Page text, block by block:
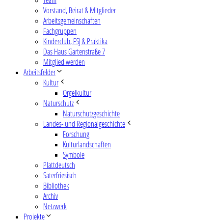
Vorstand, Beirat & Mitglieder
Arbeitsgemeinschaften
Fachgruppen
Kinderclub, FSJ & Praktika
Das Haus Gartenstraße 7
Mitglied werden
Arbeitsfelder
Kultur
Orgelkultur
Naturschutz
Naturschutzgeschichte
Landes- und Regionalgeschichte
Forschung
Kulturlandschaften
Symbole
Plattdeutsch
Saterfriesisch
Bibliothek
Archiv
Netzwerk
Projekte